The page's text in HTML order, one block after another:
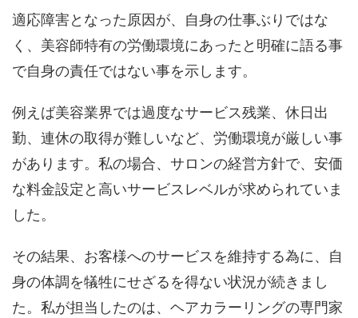
適応障害となった原因が、自身の仕事ぶりではな
く、美容師特有の労働環境にあったと明確に語る事
で自身の責任ではない事を示します。
例えば美容業界では過度なサービス残業、休日出
勤、連休の取得が難しいなど、労働環境が厳しい事
があります。私の場合、サロンの経営方針で、安価
な料金設定と高いサービスレベルが求められていま
した。
その結果、お客様へのサービスを維持する為に、自
身の体調を犠牲にせざるを得ない状況が続きまし
た。私が担当したのは、ヘアカラーリングの専門家